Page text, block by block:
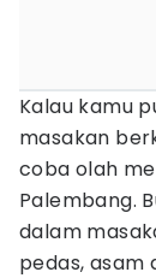
Kalau kamu
masakan
coba olah
Palembang.
dalam
pedas, asam